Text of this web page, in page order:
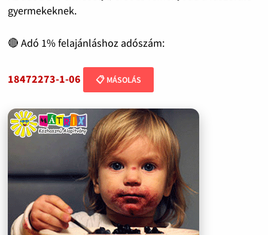
gyermekeknek.
🔴 Adó 1% felajánláshoz adószám:
18472273-1-06 📋 MÁSOLÁS